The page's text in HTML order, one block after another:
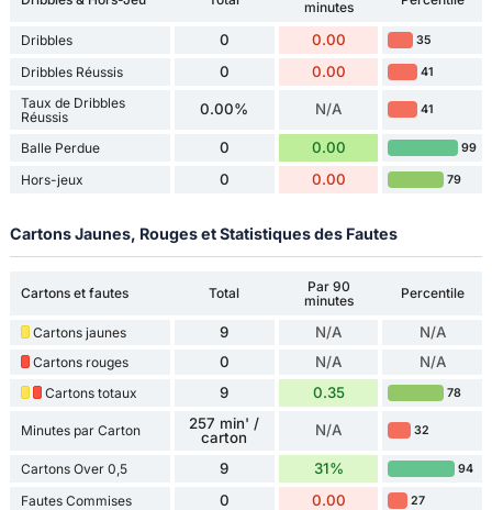
minutes
Dribbles 0 0.00 35
Dribbles Réussis 0 0.00 41
Taux de Dribbles
Réussis
0.00% N/A 41
Balle Perdue 0 0.00 99
Hors-jeux 0 0.00 79
Cartons Jaunes, Rouges et Statistiques des Fautes
Cartons et fautes Total
Par 90
minutes
Percentile
Cartons jaunes 9 N/A N/A
Cartons rouges 0 N/A N/A
Cartons totaux 9 0.35 78
Minutes par Carton
257 min' /
carton
N/A 32
Cartons Over 0,5 9 31% 94
Fautes Commises 0 0.00 27